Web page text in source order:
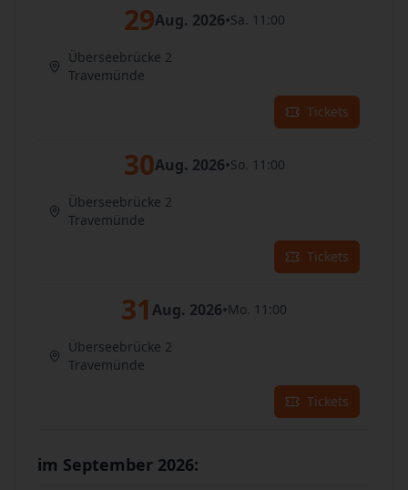
29Aug. 2026•Sa. 11:00
Überseebrücke 2
Travemünde
Tickets
30Aug. 2026•So. 11:00
Überseebrücke 2
Travemünde
Tickets
31 Aug. 2026•Mo. 11:00
Überseebrücke 2
Travemünde
Tickets
im September 2026: